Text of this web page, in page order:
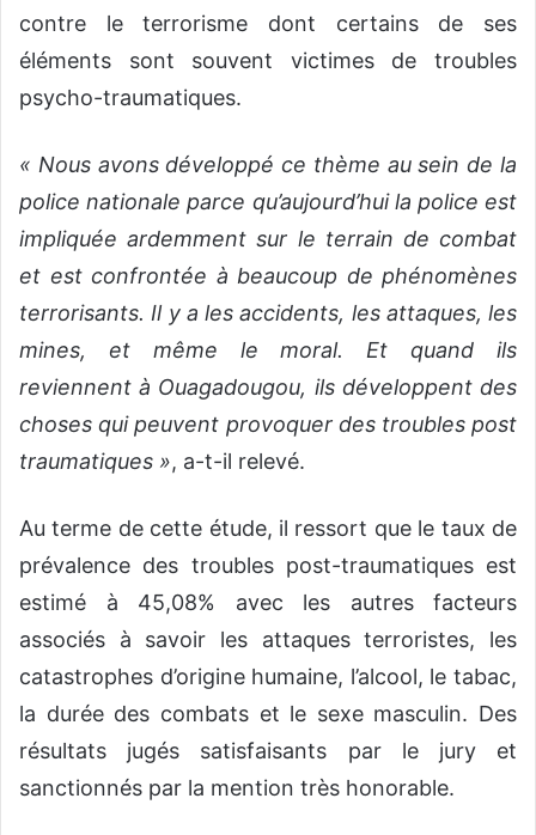
contre le terrorisme dont certains de ses
éléments sont souvent victimes de troubles
psycho-traumatiques.
« Nous avons développé ce thème au sein de la
police nationale parce qu’aujourd’hui la police est
impliquée ardemment sur le terrain de combat
et est confrontée à beaucoup de phénomènes
terrorisants. Il y a les accidents, les attaques, les
mines, et même le moral. Et quand ils
reviennent à Ouagadougou, ils développent des
choses qui peuvent provoquer des troubles post
traumatiques », a-t-il relevé.
Au terme de cette étude, il ressort que le taux de
prévalence des troubles post-traumatiques est
estimé à 45,08% avec les autres facteurs
associés à savoir les attaques terroristes, les
catastrophes d’origine humaine, l’alcool, le tabac,
la durée des combats et le sexe masculin. Des
résultats jugés satisfaisants par le jury et
sanctionnés par la mention très honorable.